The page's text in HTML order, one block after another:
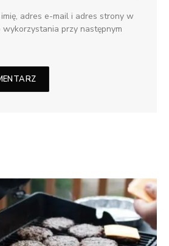
adres e-mail i adres strony w
przy następnym